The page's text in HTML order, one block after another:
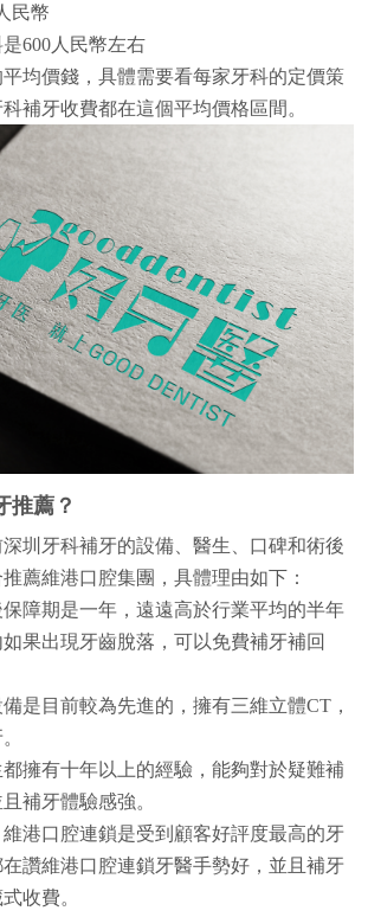
民幣
600人民幣左右
平均價錢，具體需要看每家牙科的定價策
補牙收費都在這個平均價格區間。
推薦？
圳牙科補牙的設備、醫生、口碑和術後
薦維港口腔集團，具體理由如下：
障期是一年，遠遠高於行業平均的半年
果出現牙齒脫落，可以免費補牙補回
是目前較為先進的，擁有三維立體CT，
擁有十年以上的經驗，能夠對於疑難補
補牙體驗感強。
港口腔連鎖是受到顧客好評度最高的牙
讚維港口腔連鎖牙醫手勢好，並且補牙
收費。